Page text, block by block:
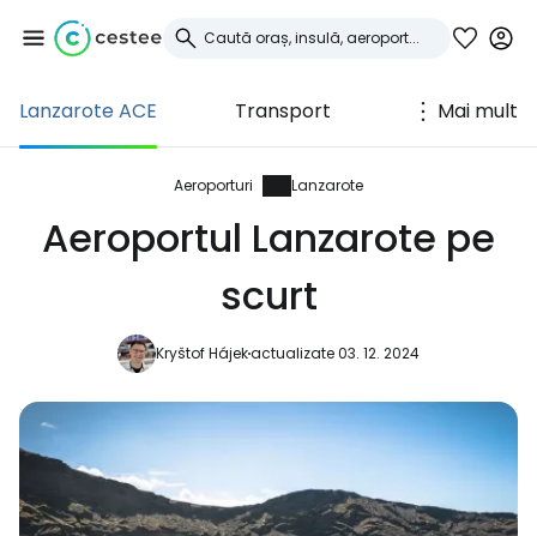
Lanzarote ACE Transport Mai mult
Aeroporturi Lanzarote
Aeroportul Lanzarote pe
scurt
Kryštof Hájekactualizate 03. 12. 2024
Conectați-vă la
Cestee
... comunitatea mondială a călătorilor
Continuați cu Facebook
Continuați cu e-mailul